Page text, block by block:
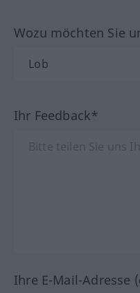
Wozu möchten Sie
Ihr Feedback*
Ihre E-Mail-Adresse